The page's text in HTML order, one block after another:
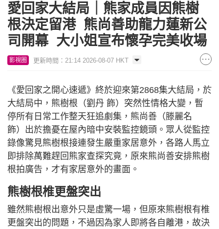
愛回家大結局｜熊家成員因熊樹
根決定留港 熊尚善助龍力蓮新公
司開幕 大小姐宣布懷孕完美收場
影視圈 更新時間：21:14 2026-08-07 HKT
《愛回家之開心速遞》終於迎來第2868集大結局，於
大結局中，熊樹根（劉丹 飾）突然性情格大變，暫
停所有日常工作整天狂追劇集，熊尚善（滕麗名
飾）出於擔憂在屋內暗中安裝監控鏡頭。眾人從監控
錄像驚見熊樹根接連發生嚴重家居意外，各路人馬立
即排除萬難趕回熊家查探究竟，原來熊尚善安排熊樹
根拍廣告，才有家居意外的畫面。
熊樹根椎更盤突出
雖然熊樹根出意外只是虛驚一場，但原來熊樹根有椎
更盤突出的問題，不過因為家人即將各自離港，故決